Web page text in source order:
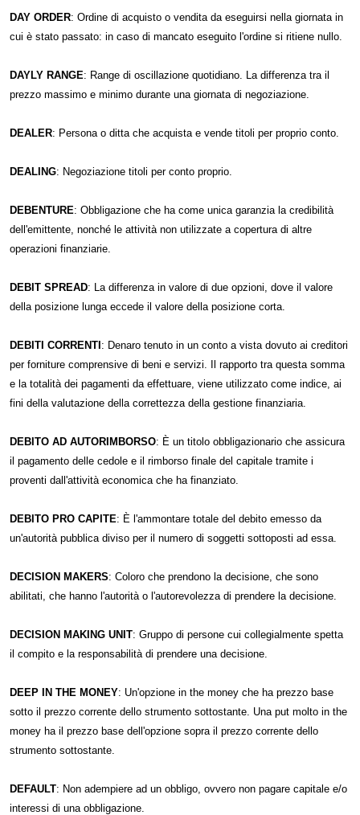
DAY ORDER: Ordine di acquisto o vendita da eseguirsi nella giornata in
cui è stato passato: in caso di mancato eseguito l'ordine si ritiene nullo.
DAYLY RANGE: Range di oscillazione quotidiano. La differenza tra il
prezzo massimo e minimo durante una giornata di negoziazione.
DEALER: Persona o ditta che acquista e vende titoli per proprio conto.
DEALING: Negoziazione titoli per conto proprio.
DEBENTURE: Obbligazione che ha come unica garanzia la credibilità
dell'emittente, nonché le attività non utilizzate a copertura di altre
operazioni finanziarie.
DEBIT SPREAD: La differenza in valore di due opzioni, dove il valore
della posizione lunga eccede il valore della posizione corta.
DEBITI CORRENTI : Denaro tenuto in un conto a vista dovuto ai creditori
per forniture comprensive di beni e servizi. Il rapporto tra questa somma
e la totalità dei pagamenti da effettuare, viene utilizzato come indice, ai
fini della valutazione della correttezza della gestione finanziaria.
DEBITO AD AUTORIMBORSO: È un titolo obbligazionario che assicura
il pagamento delle cedole e il rimborso finale del capitale tramite i
proventi dall'attività economica che ha finanziato.
DEBITO PRO CAPITE: È l'ammontare totale del debito emesso da
un'autorità pubblica diviso per il numero di soggetti sottoposti ad essa.
DECISION MAKERS: Coloro che prendono la decisione, che sono
abilitati, che hanno l'autorità o l'autorevolezza di prendere la decisione.
DECISION MAKING UNIT: Gruppo di persone cui collegialmente spetta
il compito e la responsabilità di prendere una decisione.
DEEP IN THE MONEY: Un'opzione in the money che ha prezzo base
sotto il prezzo corrente dello strumento sottostante. Una put molto in the
money ha il prezzo base dell'opzione sopra il prezzo corrente dello
strumento sottostante.
DEFAULT: Non adempiere ad un obbligo, ovvero non pagare capitale e/o
interessi di una obbligazione.